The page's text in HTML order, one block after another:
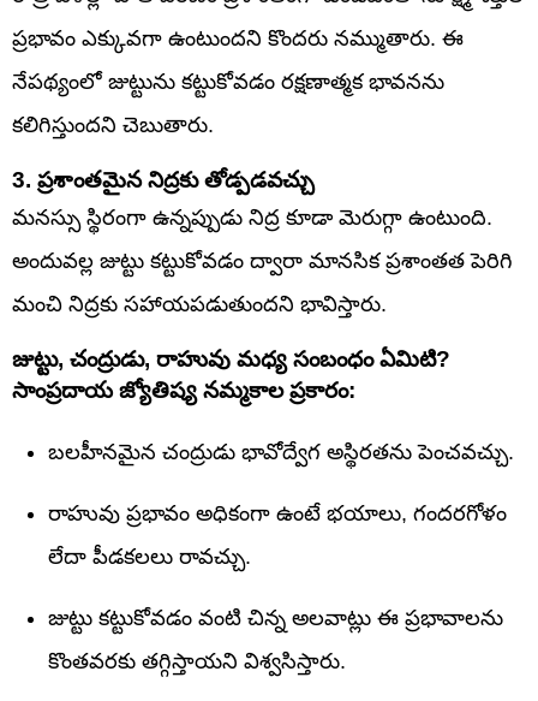
ప్రభావం ఎక్కువగా ఉంటుందని కొందరు నమ్ముతారు. ఈ
నేపథ్యంలో జుట్టును కట్టుకోవడం రక్షణాత్మక భావనను
కలిగిస్తుందని చెబుతారు.
3. ప్రశాంతమైన నిద్రకు తోడ్పడవచ్చు
మనస్సు స్థిరంగా ఉన్నప్పుడు నిద్ర కూడా మెరుగ్గా ఉంటుంది.
అందువల్ల జుట్టు కట్టుకోవడం ద్వారా మానసిక ప్రశాంతత పెరిగి
మంచి నిద్రకు సహాయపడుతుందని భావిస్తారు.
జుట్టు, చంద్రుడు, రాహువు మధ్య సంబంధం ఏమిటి?
సాంప్రదాయ జ్యోతిష్య నమ్మకాల ప్రకారం:
బలహీనమైన చంద్రుడు భావోద్వేగ అస్థిరతను పెంచవచ్చు.
రాహువు ప్రభావం అధికంగా ఉంటే భయాలు, గందరగోళం
లేదా పీడకలలు రావచ్చు.
జుట్టు కట్టుకోవడం వంటి చిన్న అలవాట్లు ఈ ప్రభావాలను
కొంతవరకు తగ్గిస్తాయని విశ్వసిస్తారు.